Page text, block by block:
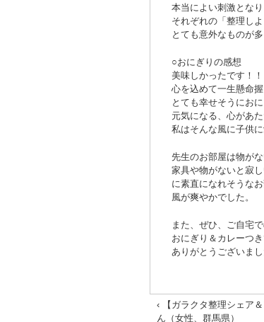
本当によい刺激となり
それぞれの「整理し
とても意外なものが
○おにぎりの感想
美味しかったです！！
心を込めて一生懸命
とても幸せそうにお
元気になる、心があ
私はそんな風に子供
先生のお部屋は物が
家具や物がないと寂
に素直になれそうな
風が爽やかでした。
また、ぜひ、ご自宅
おにぎり＆カレーつき
ありがとうございまし
‹ 【ガラクタ整理シェア
ん（女性、群馬県）